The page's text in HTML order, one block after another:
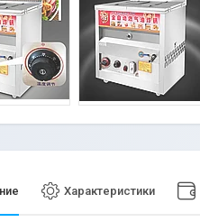
Характеристики